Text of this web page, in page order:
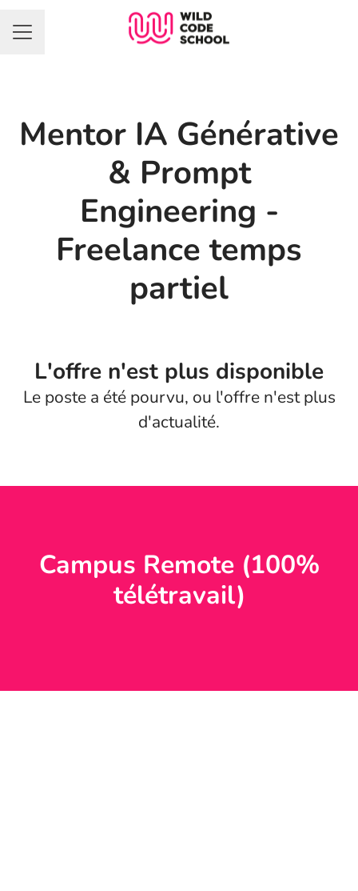
Menu carrière
Mentor IA Générative
& Prompt
Engineering -
Freelance temps
partiel
L'offre n'est plus disponible
Le poste a été pourvu, ou l'offre n'est plus
d'actualité.
Campus Remote (100%
télétravail)